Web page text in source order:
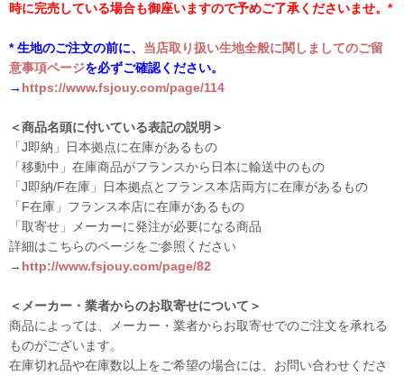
時に完売している場合も御座いますので予めご了承くださいませ。*
* 生地のご注文の前に、 当店取り扱い生地全般に関しましてのご留
意事項ページを必ずご確認ください。
→ https://www.fsjouy.com/page/114
＜商品名頭に付いている表記の説明＞
「J即納」日本拠点に在庫があるもの
「移動中」在庫商品がフランスから日本に輸送中のもの
「J即納/F在庫」日本拠点とフランス本店両方に在庫があるもの
「F在庫」フランス本店に在庫があるもの
「取寄せ」メーカーに発注が必要になる商品
詳細はこちらのページをご参照ください
→ http://www.fsjouy.com/page/82
＜メーカー・業者からのお取寄せについて＞
商品によっては、メーカー・業者からお取寄せでのご注文を承れる
ものがございます。
在庫切れ品や在庫数以上をご希望の場合には、お問い合わせくださ